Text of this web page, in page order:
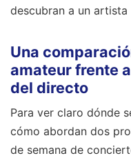
descubran a un
Una
amateur frente
del directo
Para ver claro dónde
cómo abordan dos
de semana de